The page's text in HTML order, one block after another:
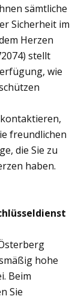
sämtliche
Sicherheit im
Herzen
stellt
wie
freundlichen
die Sie zu
haben.
hohe
Beim
Sie